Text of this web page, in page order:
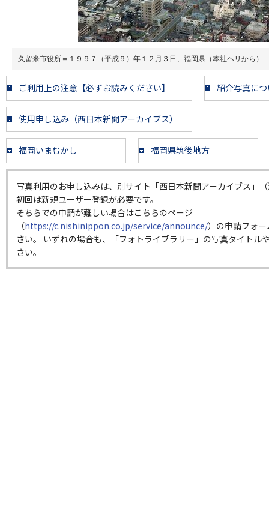
久留米市役所＝１９９７（平成９）年１２月３日、福岡県（本社ヘリから）
ご利用上の注意【必ずお読みください】 紹介写真に
使用申し込み（西日本新聞アーカイブス）
福岡いまむかし 福岡県筑後地方
写真利用のお申し込みは、別サイト「西日本新聞アーカイブス」
初回は新規ユーザー登録が必要です。
そちらでの申請が難しい場合はこちらのページ
（https://c.nishinippon.co.jp/service/announce/）の申請フォ
さい。 いずれの場合も、「フォトライブラリー」の写真タイトル
さい。